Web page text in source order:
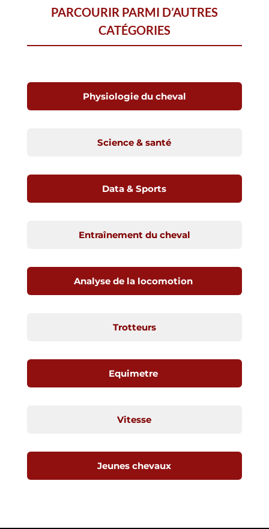
PARCOURIR PARMI D’AUTRES
CATÉGORIES
Physiologie du cheval
Science & santé
Data & Sports
Entraînement du cheval
Analyse de la locomotion
Trotteurs
Equimetre
Vitesse
Jeunes chevaux